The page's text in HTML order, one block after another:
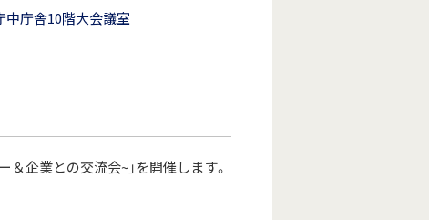
中庁舎10階大会議室
企業との交流会~」を開催します。